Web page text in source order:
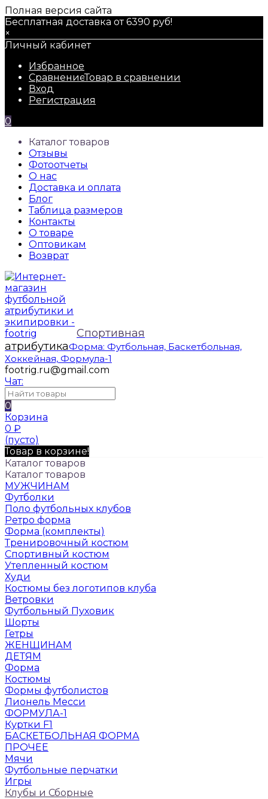
Полная версия сайта
Бесплатная доставка от 6390 руб!
×
Личный кабинет
Избранное
СравнениеТовар в сравнении
Вход
Регистрация
0
Каталог товаров
Отзывы
Фотоотчеты
О нас
Доставка и оплата
Блог
Таблица размеров
Контакты
О товаре
Оптовикам
Возврат
Спортивная
атрибутикаФорма: Футбольная, Баскетбольная,
Хоккейная, Формула-1
footrig.ru@gmail.com
Чат:
0
Корзина
0 ₽
(пусто)
Товар в корзине!
Каталог товаров
Каталог товаров
МУЖЧИНАМ
Футболки
Поло футбольных клубов
Ретро форма
Форма (комплекты)
Тренировочный костюм
Спортивный костюм
Утепленный костюм
Худи
Костюмы без логотипов клуба
Ветровки
Футбольный Пуховик
Шорты
Гетры
ЖЕНЩИНАМ
ДЕТЯМ
Форма
Костюмы
Формы футболистов
Лионель Месси
ФОРМУЛА-1
Куртки F1
БАСКЕТБОЛЬНАЯ ФОРМА
ПРОЧЕЕ
Мячи
Футбольные перчатки
Игры
Клубы и Сборные